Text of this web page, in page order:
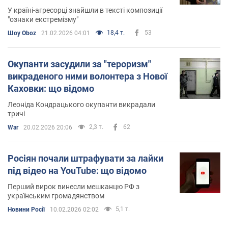
У країні-агресорці знайшли в тексті композиції
"ознаки екстремізму"
Шоу Oboz 21.02.2026 04:01 18,4 т. 53
Окупанти засудили за "тероризм"
викраденого ними волонтера з Нової
Каховки: що відомо
Леоніда Кондрацького окупанти викрадали
тричі
War 20.02.2026 20:06 2,3 т. 62
Росіян почали штрафувати за лайки
під відео на YouTube: що відомо
Перший вирок винесли мешканцю РФ з
українським громадянством
Новини Росії 10.02.2026 02:02 5,1 т.